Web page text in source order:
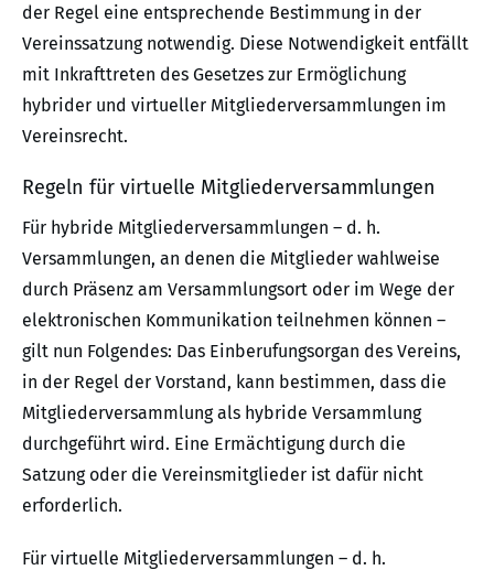
der Regel eine entsprechende Bestimmung in der
Vereinssatzung notwendig. Diese Notwendigkeit entfällt
mit Inkrafttreten des Gesetzes zur Ermöglichung
hybrider und virtueller Mitgliederversammlungen im
Vereinsrecht.
Regeln für virtuelle Mitgliederversammlungen
Für hybride Mitgliederversammlungen – d. h.
Versammlungen, an denen die Mitglieder wahlweise
durch Präsenz am Versammlungsort oder im Wege der
elektronischen Kommunikation teilnehmen können –
gilt nun Folgendes: Das Einberufungsorgan des Vereins,
in der Regel der Vorstand, kann bestimmen, dass die
Mitgliederversammlung als hybride Versammlung
durchgeführt wird. Eine Ermächtigung durch die
Satzung oder die Vereinsmitglieder ist dafür nicht
erforderlich.
Für virtuelle Mitgliederversammlungen – d. h.